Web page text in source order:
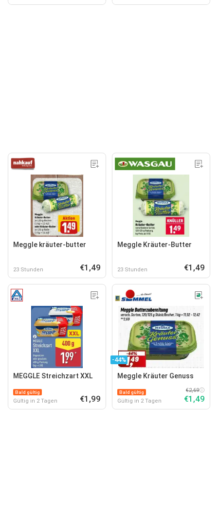
Meggle kräuter-butter
23 Stunden €1,49
Meggle Kräuter-Butter
23 Stunden €1,49
MEGGLE Streichzart XXL
Bald gültig
Gültig in 2 Tagen €1,99
-44%
Meggle Kräuter Genuss
Bald gültig
Gültig in 2 Tagen
€2,69
€1,49